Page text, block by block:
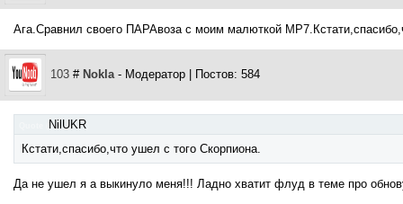
Ага.Сравнил своего ПАРАвоза с моим малюткой
103 # Nokla- Модератор | Постов: 584
NilUKR
Кстати,спасибо,что ушел с того Скорпиона.
Да не ушел я а выкинуло меня!!! Ладно хватит флуд в теме про